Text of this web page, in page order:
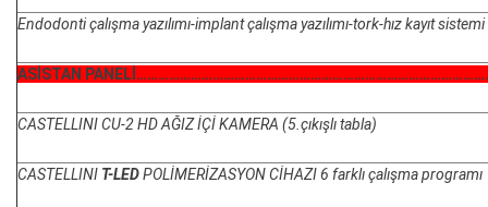
Endodonti çalışma yazılımı-implant çalışma yazılımı-tork-hız kayıt sistemi
ASİSTAN PANELİ
CASTELLINI CU-2 HD AĞIZ İÇİ KAMERA (5.çıkışlı tabla)
CASTELLINI T-LEDPOLİMERİZASYON CİHAZI 6 farklı çalışma programı